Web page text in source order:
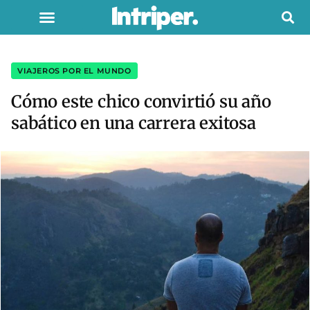
VIAJEROS POR EL MUNDO
Cómo este chico convirtió su año
sabático en una carrera exitosa